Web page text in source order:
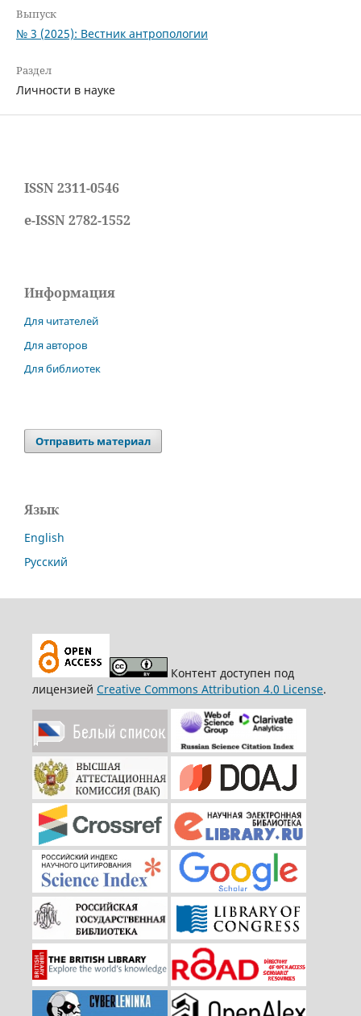
Выпуск
№ 3 (2025): Вестник антропологии
Раздел
Личности в науке
ISSN 2311-0546
e-ISSN 2782-1552
Информация
Для читателей
Для авторов
Для библиотек
Отправить материал
Язык
English
Русский
Контент доступен под
лицензией Creative Commons Attribution 4.0 License.